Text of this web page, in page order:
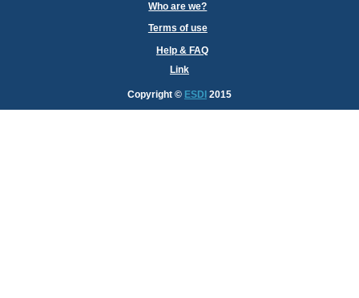
Who are we?
Terms of use
Help & FAQ
Link
Copyright © ESDI 2015